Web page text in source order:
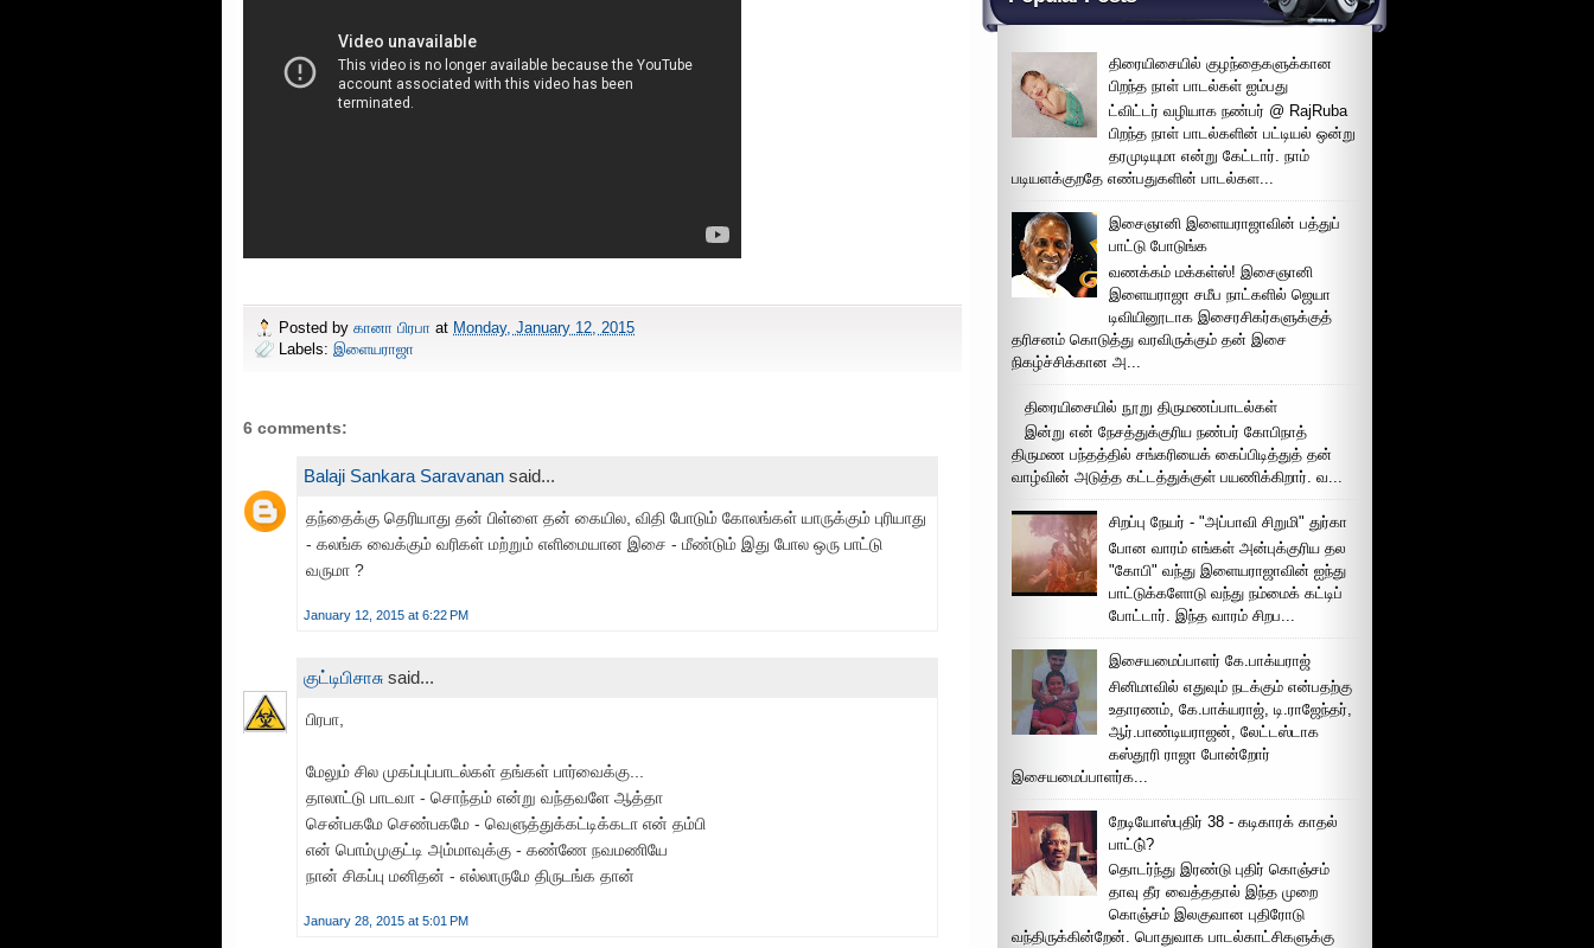
Posted by கானா பிரபா at Monday, January 12, 2015
Labels: இளையராஜா
6 comments:
Balaji Sankara Saravanan said...
தந்தைக்கு தெரியாது தன் பிள்ளை தன் கையில, விதி போடும் கோலங்கள் யாருக்கும் புரியாது
- கலங்க வைக்கும் வரிகள் மற்றும் எளிமையான இசை - மீண்டும் இது போல ஒரு பாட்டு
வருமா ?
January 12, 2015 at 6:22 PM
குட்டிபிசாசு said...
பிரபா,
மேலும் சில முகப்புப்பாடல்கள் தங்கள் பார்வைக்கு...
தாலாட்டு பாடவா - சொந்தம் என்று வந்தவளே ஆத்தா
சென்பகமே செண்பகமே - வெளுத்துக்கட்டிக்கடா என் தம்பி
என் பொம்முகுட்டி அம்மாவுக்கு - கண்ணே நவமணியே
நான் சிகப்பு மனிதன் - எல்லாருமே திருடங்க தான்
January 28, 2015 at 5:01 PM
திரையிசையில் குழந்தைகளுக்கான
பிறந்த நாள் பாடல்கள் ஐம்பது
ட்விட்டர் வழியாக நண்பர் @ RajRuba
பிறந்த நாள் பாடல்களின் பட்டியல் ஒன்று
தரமுடியுமா என்று கேட்டார். நாம்
படியளக்குறதே எண்பதுகளின் பாடல்கள...
இசைஞானி இளையராஜாவின் பத்துப்
பாட்டு போடுங்க
வணக்கம் மக்கள்ஸ்! இசைஞானி
இளையராஜா சமீப நாட்களில் ஜெயா
டிவியினூடாக இசைரசிகர்களுக்குத்
தரிசனம் கொடுத்து வரவிருக்கும் தன் இசை
நிகழ்ச்சிக்கான அ...
திரையிசையில் நூறு திருமணப்பாடல்கள்
இன்று என் நேசத்துக்குரிய நண்பர் கோபிநாத்
திருமண பந்தத்தில் சங்கரியைக் கைப்பிடித்துத் தன்
வாழ்வின் அடுத்த கட்டத்துக்குள் பயணிக்கிறார். வ...
சிறப்பு நேயர் - "அப்பாவி சிறுமி" துர்கா
போன வாரம் எங்கள் அன்புக்குரிய தல
"கோபி" வந்து இளையராஜாவின் ஐந்து
பாட்டுக்களோடு வந்து நம்மைக் கட்டிப்
போட்டார். இந்த வாரம் சிறப...
இசையமைப்பாளர் கே.பாக்யராஜ்
சினிமாவில் எதுவும் நடக்கும் என்பதற்கு
உதாரணம், கே.பாக்யராஜ், டி.ராஜேந்தர்,
ஆர்.பாண்டியராஜன், லேட்டஸ்டாக
கஸ்தூரி ராஜா போன்றோர்
இசையமைப்பாளர்க...
றேடியோஸ்புதிர் 38 - கடிகாரக் காதல்
பாட்டு்?
தொடர்ந்து இரண்டு புதிர் கொஞ்சம்
தாவு தீர வைத்ததால் இந்த முறை
கொஞ்சம் இலகுவான புதிரோடு
வந்திருக்கின்றேன். பொதுவாக பாடல்காட்சிகளுக்கு